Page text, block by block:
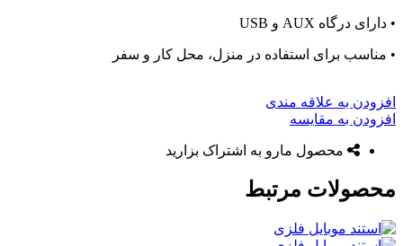
• دارای درگاه AUX و USB
• مناسب برای استفاده در منزل، محل کار و سفر
افزودن به علاقه مندی
افزودن به مقایسه
محصول مارو به اشتراک بزارید
محصولات مرتبط